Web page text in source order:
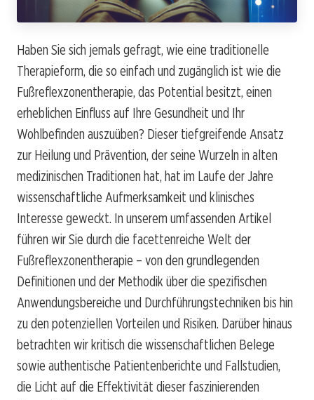
Haben Sie sich jemals gefragt, wie eine traditionelle
Therapieform, die so einfach und zugänglich ist wie die
Fußreflexzonentherapie, das Potential besitzt, einen
erheblichen Einfluss auf Ihre Gesundheit und Ihr
Wohlbefinden auszuüben? Dieser tiefgreifende Ansatz
zur Heilung und Prävention, der seine Wurzeln in alten
medizinischen Traditionen hat, hat im Laufe der Jahre
wissenschaftliche Aufmerksamkeit und klinisches
Interesse geweckt. In unserem umfassenden Artikel
führen wir Sie durch die facettenreiche Welt der
Fußreflexzonentherapie – von den grundlegenden
Definitionen und der Methodik über die spezifischen
Anwendungsbereiche und Durchführungstechniken bis hin
zu den potenziellen Vorteilen und Risiken. Darüber hinaus
betrachten wir kritisch die wissenschaftlichen Belege
sowie authentische Patientenberichte und Fallstudien,
die Licht auf die Effektivität dieser faszinierenden